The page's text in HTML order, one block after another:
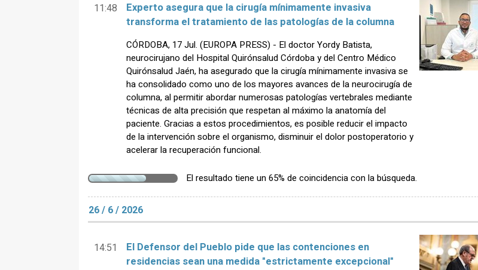
11:48
Experto asegura que la cirugía mínimamente invasiva
transforma el tratamiento de las patologías de la columna
CÓRDOBA, 17 Jul. (EUROPA PRESS) - El doctor Yordy Batista,
neurocirujano del Hospital Quirónsalud Córdoba y del Centro Médico
Quirónsalud Jaén, ha asegurado que la cirugía mínimamente invasiva se
ha consolidado como uno de los mayores avances de la neurocirugía de
columna, al permitir abordar numerosas patologías vertebrales mediante
técnicas de alta precisión que respetan al máximo la anatomía del
paciente. Gracias a estos procedimientos, es posible reducir el impacto
de la intervención sobre el organismo, disminuir el dolor postoperatorio y
acelerar la recuperación funcional.
El resultado tiene un 65% de coincidencia con la búsqueda.
26 / 6 / 2026
14:51
El Defensor del Pueblo pide que las contenciones en
residencias sean una medida "estrictamente excepcional"